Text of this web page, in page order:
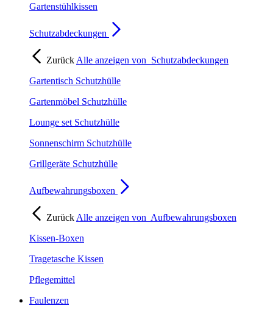
Gartenstühlkissen
Schutzabdeckungen
Zurück Alle anzeigen von Schutzabdeckungen
Gartentisch Schutzhülle
Gartenmöbel Schutzhülle
Lounge set Schutzhülle
Sonnenschirm Schutzhülle
Grillgeräte Schutzhülle
Aufbewahrungsboxen
Zurück Alle anzeigen von Aufbewahrungsboxen
Kissen-Boxen
Tragetasche Kissen
Pflegemittel
Faulenzen